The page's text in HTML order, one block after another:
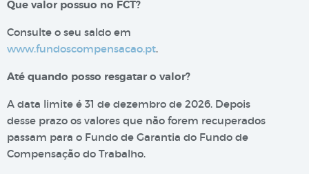
Que valor possuo no FCT?
Consulte o seu saldo em
www.fundoscompensacao.pt.
Até quando posso resgatar o valor?
A data limite é 31 de dezembro de 2026. Depois
desse prazo os valores que não forem recuperados
passam para o Fundo de Garantia do Fundo de
Compensação do Trabalho.